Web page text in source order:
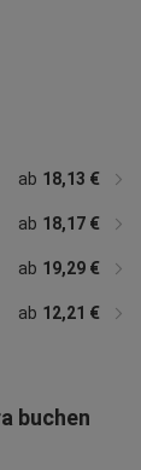
ab 18,13 €
ab 18,17 €
ab 19,29 €
ab 12,21 €
buchen